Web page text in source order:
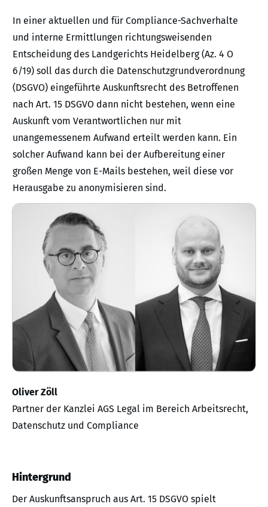
In einer aktuellen und für Compliance-Sachverhalte
und interne Ermittlungen richtungsweisenden
Entscheidung des Landgerichts Heidelberg (Az. 4 O
6/19) soll das durch die Datenschutzgrundverordnung
(DSGVO) eingeführte Auskunftsrecht des Betroffenen
nach Art. 15 DSGVO dann nicht bestehen, wenn eine
Auskunft vom Verantwortlichen nur mit
unangemessenem Aufwand erteilt werden kann. Ein
solcher Aufwand kann bei der Aufbereitung einer
großen Menge von E-Mails bestehen, weil diese vor
Herausgabe zu anonymisieren sind.
Oliver Zöll
Partner der Kanzlei AGS Legal im Bereich Arbeitsrecht,
Datenschutz und Compliance
Hintergrund
Der Auskunftsanspruch aus Art. 15 DSGVO spielt